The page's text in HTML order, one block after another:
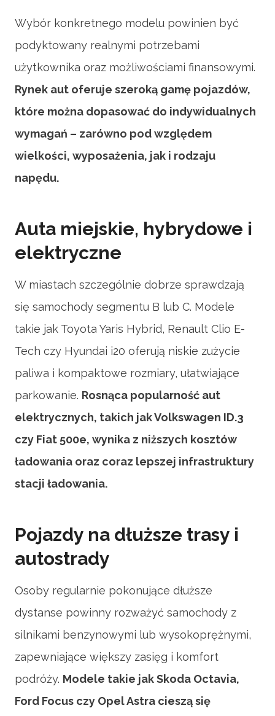
Wybór konkretnego modelu powinien być
podyktowany realnymi potrzebami
użytkownika oraz możliwościami finansowymi.
Rynek aut oferuje szeroką gamę pojazdów,
które można dopasować do indywidualnych
wymagań – zarówno pod względem
wielkości, wyposażenia, jak i rodzaju
napędu.
Auta miejskie, hybrydowe i
elektryczne
W miastach szczególnie dobrze sprawdzają
się samochody segmentu B lub C. Modele
takie jak Toyota Yaris Hybrid, Renault Clio E-
Tech czy Hyundai i20 oferują niskie zużycie
paliwa i kompaktowe rozmiary, ułatwiające
parkowanie. Rosnąca popularność aut
elektrycznych, takich jak Volkswagen ID.3
czy Fiat 500e, wynika z niższych kosztów
ładowania oraz coraz lepszej infrastruktury
stacji ładowania.
Pojazdy na dłuższe trasy i
autostrady
Osoby regularnie pokonujące dłuższe
dystanse powinny rozważyć samochody z
silnikami benzynowymi lub wysokoprężnymi,
zapewniające większy zasięg i komfort
podróży. Modele takie jak Skoda Octavia,
Ford Focus czy Opel Astra cieszą się